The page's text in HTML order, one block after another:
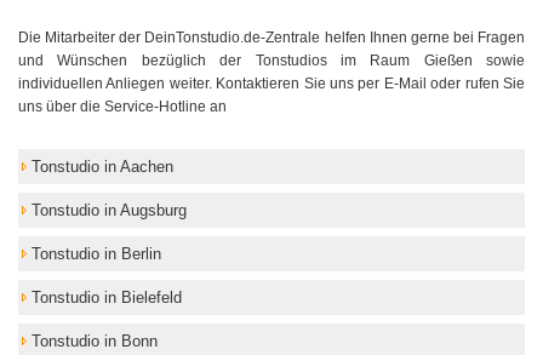
Die Mitarbeiter der DeinTonstudio.de-Zentrale helfen Ihnen gerne bei Fragen
und Wünschen bezüglich der Tonstudios im Raum Gießen sowie
individuellen Anliegen weiter. Kontaktieren Sie uns per E-Mail oder rufen Sie
uns über die Service-Hotline an
Tonstudio in Aachen
Tonstudio in Augsburg
Tonstudio in Berlin
Tonstudio in Bielefeld
Tonstudio in Bonn